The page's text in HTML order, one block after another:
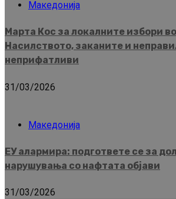
Македонија
Марта Кос за локалните избори
Насилството, заканите и
неприфатливи
31/03/2026
Македонија
ЕУ алармира: подгответе се за
нарушувања со нафтата објави
31/03/2026